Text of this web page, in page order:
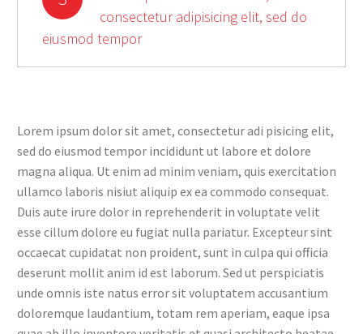
consectetur adipisicing elit, sed do
eiusmod tempor
Lorem ipsum dolor sit amet, consectetur adi pisicing elit,
sed do eiusmod tempor incididunt ut labore et dolore
magna aliqua. Ut enim ad minim veniam, quis exercitation
ullamco laboris nisiut aliquip ex ea commodo consequat.
Duis aute irure dolor in reprehenderit in voluptate velit
esse cillum dolore eu fugiat nulla pariatur. Excepteur sint
occaecat cupidatat non proident, sunt in culpa qui officia
deserunt mollit anim id est laborum. Sed ut perspiciatis
unde omnis iste natus error sit voluptatem accusantium
doloremque laudantium, totam rem aperiam, eaque ipsa